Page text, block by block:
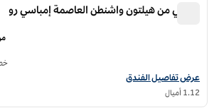
كانوبي من هيلتون واشنطن العاصمة إمباسي رو
عرض تفاصيل الفندق لفندق كانوبي من هيلتون رو
عرض تفاصيل الفندق
1.12 أميال